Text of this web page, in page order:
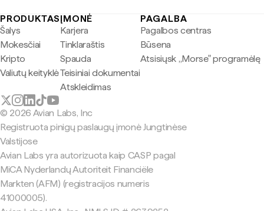
PRODUKTAS
Šalys
Mokesčiai
Kripto
Valiutų keityklė
ĮMONĖ
Karjera
Tinklaraštis
Spauda
Teisiniai dokumentai
Atskleidimas
PAGALBA
Pagalbos centras
Būsena
Atsisiųsk „Morse" programėlę
© 2026 Avian Labs, Inc
Registruota pinigų paslaugų įmonė Jungtinėse
Valstijose
Avian Labs yra autorizuota kaip CASP pagal
MiCA Nyderlandų Autoriteit Financiële
Markten (AFM) (registracijos numeris
41000005).